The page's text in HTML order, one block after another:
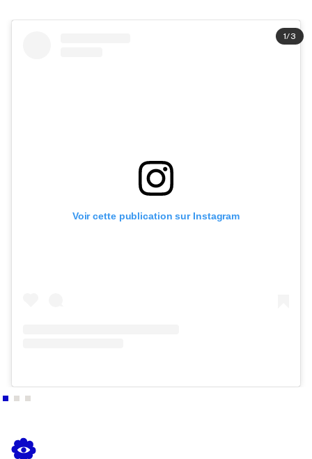
Voir cette publication sur Instagram
1/3